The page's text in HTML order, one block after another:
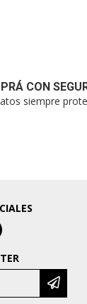
CON
siempre